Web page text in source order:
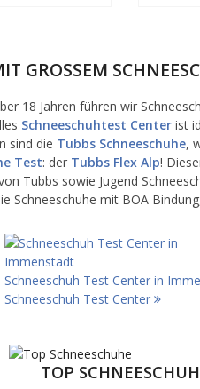
GROSSEM
18 Jahren führen wir
Schneeschuhtest Centerist
sind die Tubbs Schneeschuhe,
Test: der Tubbs Flex Alp!
Tubbs sowie Jugend
Schneeschuhe mit BOA
Schneeschuh Test Center in
Schneeschuh Test Center
TOP